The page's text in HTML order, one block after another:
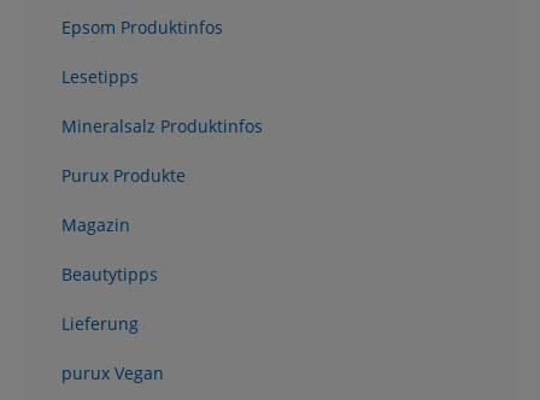
Epsom Produktinfos
Lesetipps
Mineralsalz Produktinfos
Purux Produkte
Magazin
Beautytipps
Lieferung
purux Vegan